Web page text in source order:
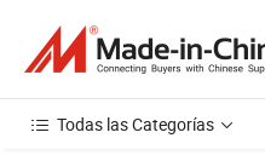
Todas las Categorías